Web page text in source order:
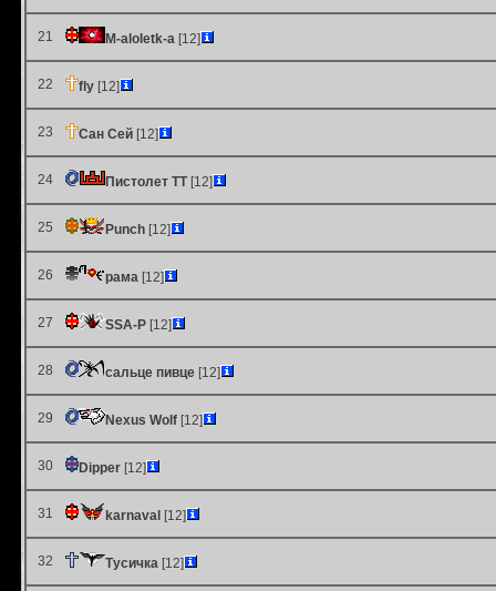
21 M-aloletk-a [12]
22 fly [12]
23 Сан Сей [12]
24 Пистолет ТТ[12]
25 Punch [12]
26 рама [12]
27 SSA-P [12]
28 сальце пивце [12]
29 Nexus Wolf [12]
30 Dipper [12]
31 karnaval [12]
32 Тусичка [12]